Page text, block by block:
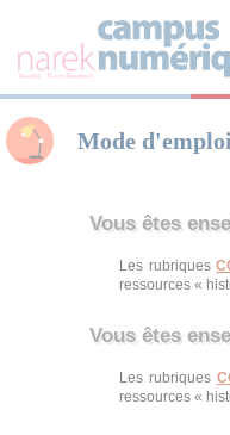
Mode d'emploi
Vous êtes
Les rubriques
ressources «
Vous êtes
Les rubriques
ressources «